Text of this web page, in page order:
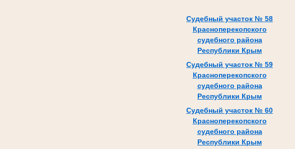
Судебный участок № 58
Красноперекопского
судебного района
Республики Крым
Судебный участок № 59
Красноперекопского
судебного района
Республики Крым
Судебный участок № 60
Красноперекопского
судебного района
Республики Крым